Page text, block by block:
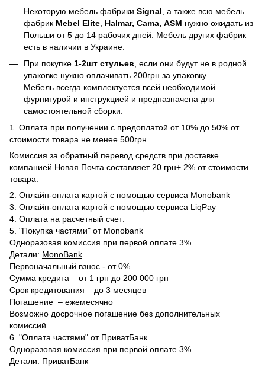
Некоторую мебель фабрики Signal , а также всю мебель
фабрик Mebel Elite Halmar, Cama, ASM нужно ожидать из
Польши от 5 до 14 рабочих дней. Мебель других фабрик
есть в наличии в Украине.
При покупке 1-2шт стульев , если они будут не в родной
упаковке нужно оплачивать 200грн за упаковку.
Мебель всегда комплектуется всей необходимой
фурнитурой и инструкцией и предназначена для
самостоятельной сборки.
1. Оплата при получении с предоплатой от 10% до 50% от
стоимости товара не менее 500грн
Комиссия за обратный перевод средств при доставке
компанией Новая Почта составляет 20 грн+ 2% от стоимости
товара.
2. Онлайн-оплата картой с помощью сервиса Monobank
3. Онлайн-оплата картой с помощью сервиса LiqPay
4. Оплата на расчетный счет:
5. "Покупка частями" от Monobank
Одноразовая комиссия при первой оплате 3%
Детали: MonoBank
Первоначальный взнос - от 0%
Сумма кредита – от 1 грн до 200 000 грн
Срок кредитования – до 3 месяцев
Погашение – ежемесячно
Возможно досрочное погашение без дополнительных
комиссий
6. "Оплата частями" от ПриватБанк
Одноразовая комиссия при первой оплате 3%
Детали: ПриватБанк